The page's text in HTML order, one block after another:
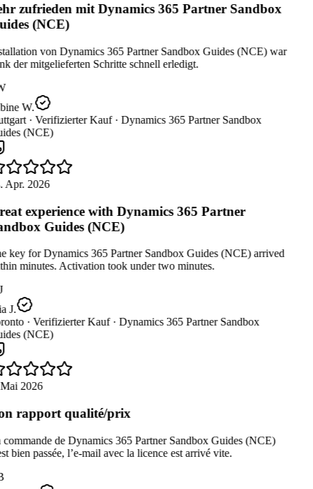
zufrieden mit Dynamics 365 Partner Sandbox
(NCE)
von Dynamics 365 Partner Sandbox Guides (NCE) war
der mitgelieferten Schritte schnell erledigt.
W.
· Verifizierter Kauf · Dynamics 365 Partner Sandbox
(NCE)
Apr. 2026
experience with Dynamics 365 Partner
Guides (NCE)
key for Dynamics 365 Partner Sandbox Guides (NCE) arrived
minutes. Activation took under two minutes.
J.
· Verifizierter Kauf · Dynamics 365 Partner Sandbox
(NCE)
2026
rapport qualité/prix
de Dynamics 365 Partner Sandbox Guides (NCE)
bien passée, l’e-mail avec la licence est arrivé vite.